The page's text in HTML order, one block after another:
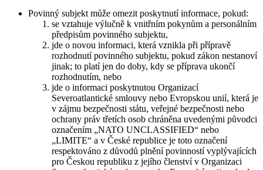
Povinný subjekt může omezit poskytnutí informace, pokud:
se vztahuje výlučně k vnitřním pokynům a personálním
předpisům povinného subjektu,
jde o novou informaci, která vznikla při přípravě
rozhodnutí povinného subjektu, pokud zákon nestanoví
jinak; to platí jen do doby, kdy se příprava ukončí
rozhodnutím, nebo
jde o informaci poskytnutou Organizací
Severoatlantické smlouvy nebo Evropskou unií, která je
v zájmu bezpečnosti státu, veřejné bezpečnosti nebo
ochrany práv třetích osob chráněna uvedenými původci
označením „NATO UNCLASSIFIED“ nebo
„LIMITE“ a v České republice je toto označení
respektováno z důvodů plnění povinností vyplývajících
pro Českou republiku z jejího členství v Organizaci